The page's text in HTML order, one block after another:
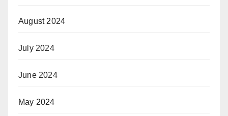
August 2024
July 2024
June 2024
May 2024